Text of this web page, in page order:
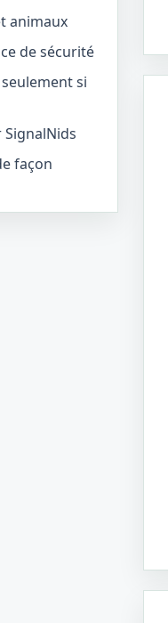
animaux
de sécurité
si
SignalNids
façon